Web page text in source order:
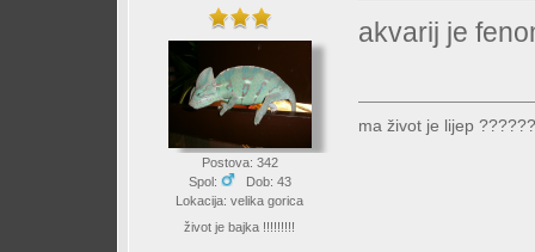
Postova: 342
Spol:
Dob: 43
Lokacija: velika gorica
život je bajka !!!!!!!!!
akvarij je
ma život je lijep